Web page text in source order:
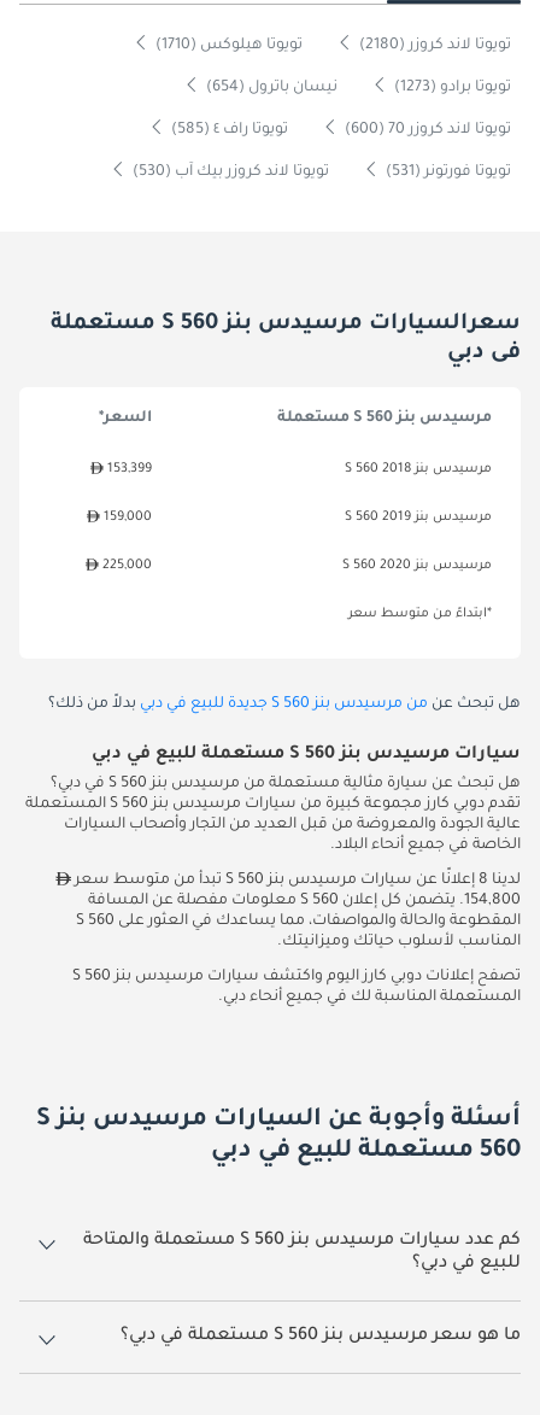
تويوتا لاند كروزر (2180) تويوتا هيلوكس (1710)
تويوتا برادو (1273) نيسان باترول (654)
تويوتا لاند كروزر 70 (600) تويوتا راف ٤ (585)
تويوتا فورتونر (531) تويوتا لاند كروزر بيك آب (530)
سعرالسيارات مرسيدس بنز S 560 مستعملة
فى دبي
مرسيدس بنز S 560 مستعملة السعر*
مرسيدس بنز S 560 2018 153,399
مرسيدس بنز S 560 2019 159,000
مرسيدس بنز S 560 2020 225,000
*ابتداءً من متوسط سعر
هل تبحث عن من مرسيدس بنز S 560 جديدة للبيع في دبي بدلاً من ذلك؟
سيارات مرسيدس بنز S 560 مستعملة للبيع في دبي
هل تبحث عن سيارة مثالية مستعملة من مرسيدس بنز S 560 في دبي؟
تقدم دوبي كارز مجموعة كبيرة من سيارات مرسيدس بنز S 560 المستعملة
عالية الجودة والمعروضة من قبل العديد من التجار وأصحاب السيارات
الخاصة في جميع أنحاء البلاد.
لدينا 8 إعلانًا عن سيارات مرسيدس بنز S 560 تبدأ من متوسط سعر
154,800. يتضمن كل إعلان S 560 معلومات مفصلة عن المسافة
المقطوعة والحالة والمواصفات، مما يساعدك في العثور على S 560
المناسب لأسلوب حياتك وميزانيتك.
تصفح إعلانات دوبي كارز اليوم واكتشف سيارات مرسيدس بنز S 560
المستعملة المناسبة لك في جميع أنحاء دبي.
أسئلة وأجوبة عن السيارات مرسيدس بنز S
560 مستعملة للبيع في دبي
كم عدد سيارات مرسيدس بنز S 560 مستعملة والمتاحة
للبيع في دبي؟
8 سيارة مرسيدس بنز S 560 مستعملة متوفرة للبيع في دبي.
ما هو سعر مرسيدس بنز S 560 مستعملة في دبي؟
يبدأ سعر سيارة مرسيدس بنز S 560 مستعملة في دبي 154,800.